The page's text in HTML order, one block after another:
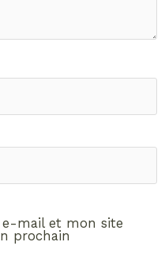
mail et mon site
prochain